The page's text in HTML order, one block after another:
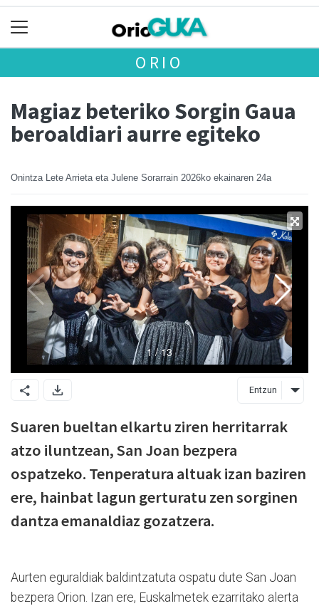
ORIO
Magiaz beteriko Sorgin Gaua
beroaldiari aurre egiteko
Onintza Lete Arrieta eta Julene Sorarrain 2026ko ekainaren 24a
Entzun
Suaren bueltan elkartu ziren herritarrak
atzo iluntzean, San Joan bezpera
ospatzeko. Tenperatura altuak izan baziren
ere, hainbat lagun gerturatu zen sorginen
dantza emanaldiaz gozatzera.
Aurten eguraldiak baldintzatuta ospatu dute San Joan
bezpera Orion. Izan ere, Euskalmetek ezarritako alerta